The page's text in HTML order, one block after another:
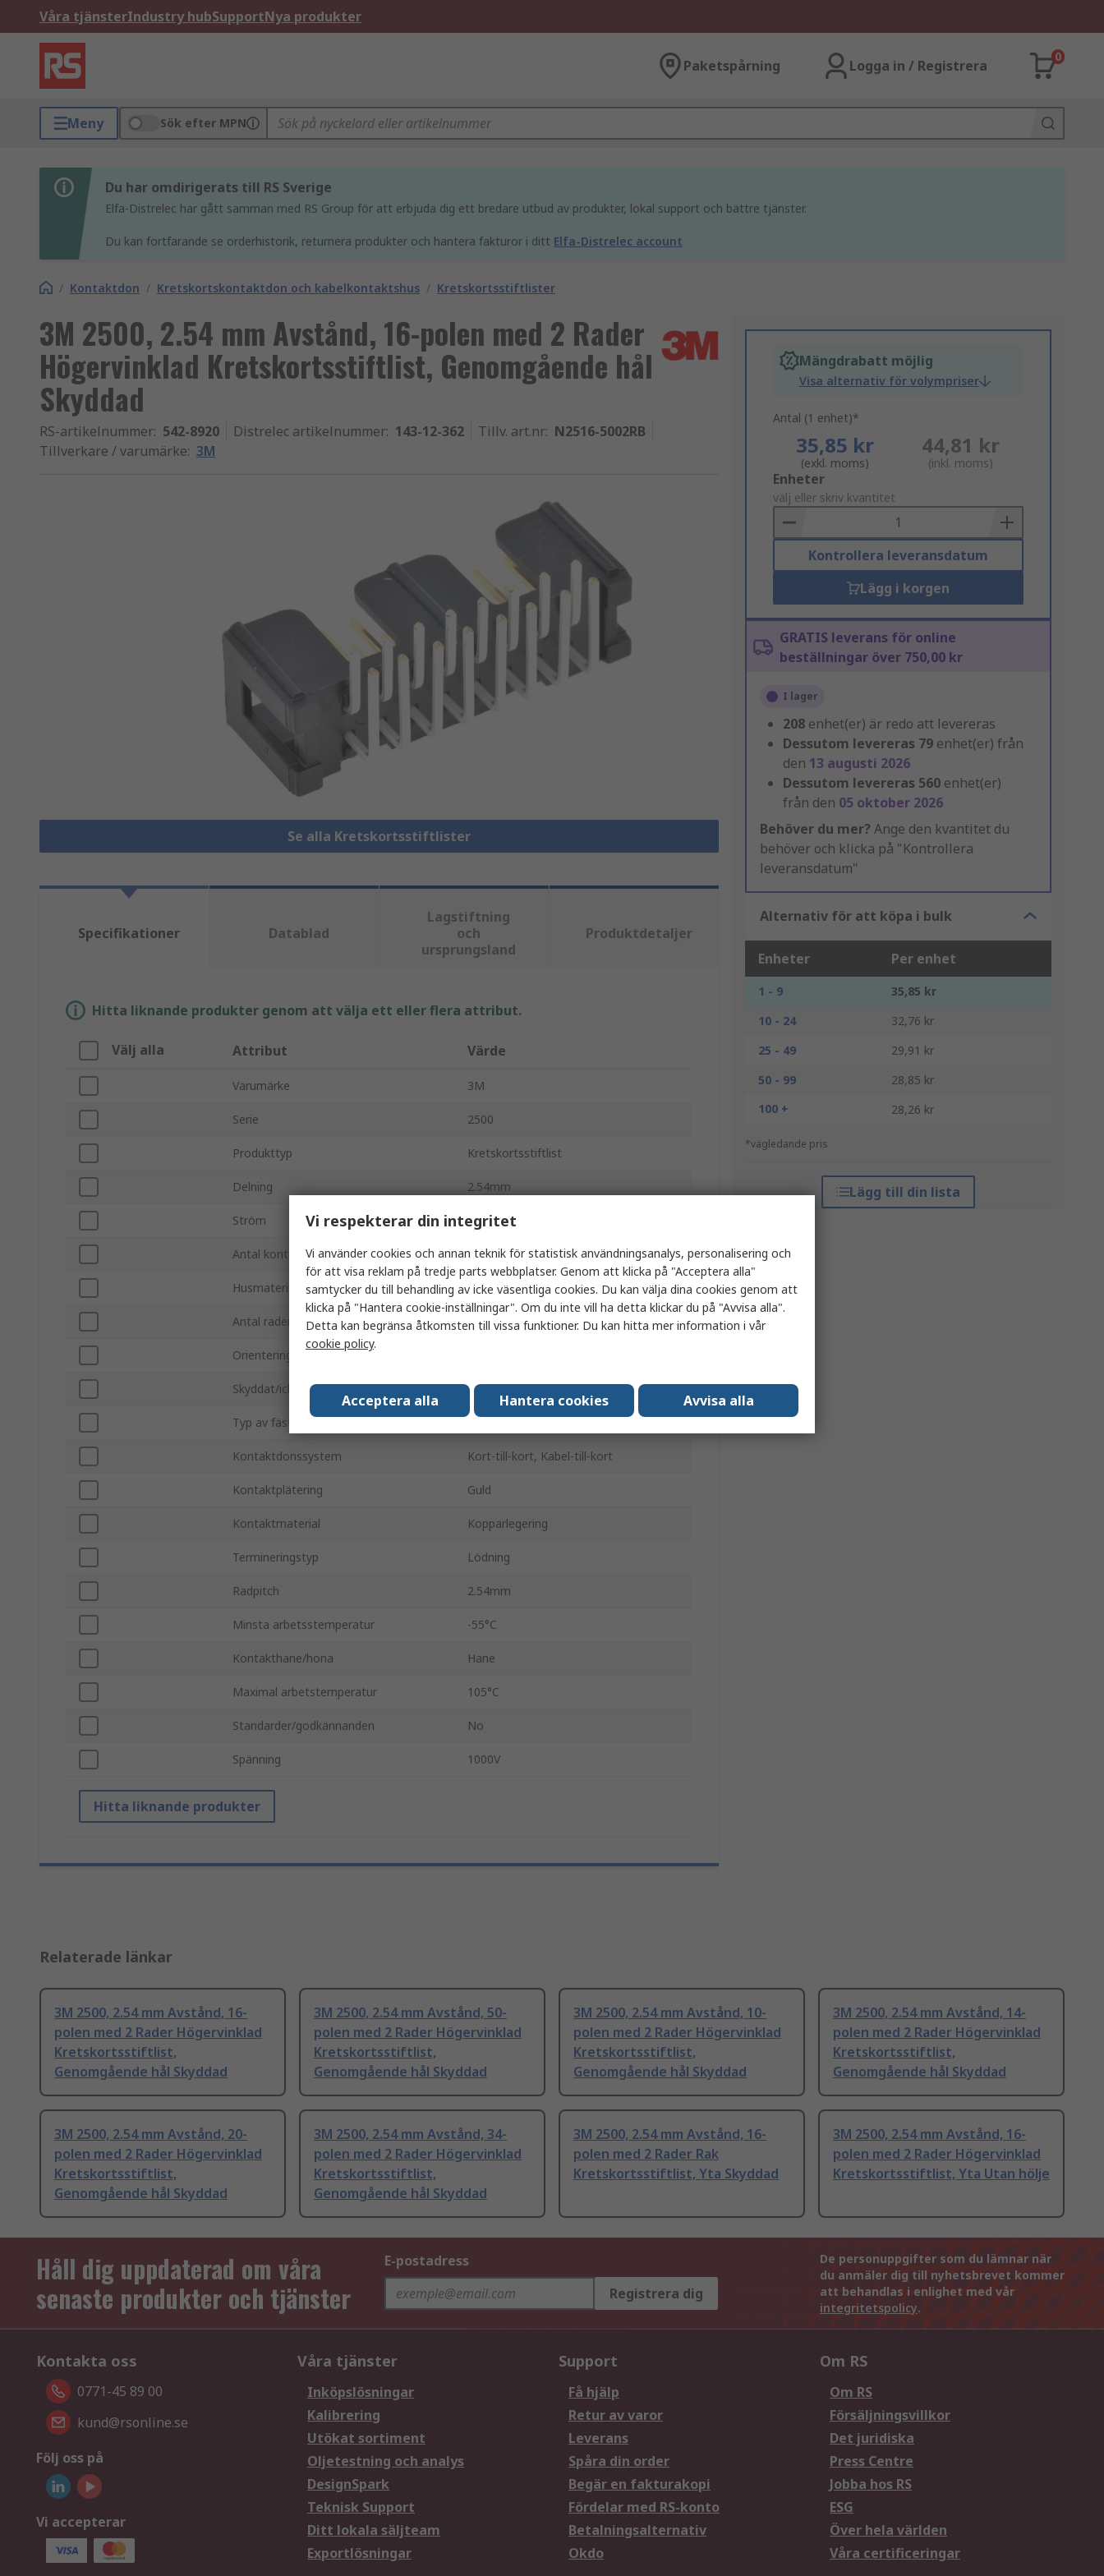
Våra tjänsterIndustry hubSupportNya produkter
Paketspårning Logga in / Registrera
0
Meny Sök efter MPN
Du har omdirigerats till RS Sverige
Elfa-Distrelec har gått samman med RS Group för att erbjuda dig ett bredare utbud av produkter, lokal support och bättre tjänster.
Du kan fortfarande se orderhistorik, returnera produkter och hantera fakturor i ditt Elfa-Distrelec account
/ Kontaktdon / Kretskortskontaktdon och kabelkontaktshus / Kretskortsstiftlister
3M 2500, 2.54 mm Avstånd, 16-polen med 2 Rader
Högervinklad Kretskortsstiftlist, Genomgående hål
Skyddad
RS-artikelnummer: 542-8920 Distrelec artikelnummer: 143-12-362 Tillv. art.nr: N2516-5002RB
Tillverkare / varumärke: 3M
Se alla Kretskortsstiftlister
Mängdrabatt möjlig
Visa alternativ för volympriser
Antal (1 enhet)*
35,85 kr
(exkl. moms)
44,81 kr
(inkl. moms)
Add
to
Basket
Enheter
välj eller skriv kvantitet
Kontrollera leveransdatum
Lägg i korgen
GRATIS leverans för online
beställningar över 750,00 kr
I lager
208 enhet(er) är redo att levereras
Dessutom levereras 79 enhet(er) från
den 13 augusti 2026
Dessutom levereras 560 enhet(er)
från den 05 oktober 2026
Behöver du mer? Ange den kvantitet du
behöver och klicka på "Kontrollera
leveransdatum"
Alternativ för att köpa i bulk
Enheter Per enhet
1 - 9
35,85 kr
10 - 24
32,76 kr
25 - 49
29,91 kr
50 - 99
28,85 kr
100 +
28,26 kr
*vägledande pris
Lägg till din lista
Specifikationer Datablad
Lagstiftning
och
ursprungsland
Produktdetaljer
Hitta liknande produkter genom att välja ett eller flera attribut.
Välj alla Attribut Värde
Varumärke 3M
Serie 2500
Produkttyp Kretskortsstiftlist
Delning 2.54mm
Ström 1.75A
Antal kontakter 16
Husmaterial Glasfylld polyester
Antal rader 2
Orientering
Skyddat/icke-skyddat Skyddad
Typ av fäste
Kontaktdonssystem Kort-till-kort, Kabel-till-kort
Kontaktplätering Guld
Kontaktmaterial Kopparlegering
Termineringstyp Lödning
Radpitch 2.54mm
Minsta arbetsstemperatur -55°C
Kontakthane/hona Hane
Maximal arbetstemperatur 105°C
Standarder/godkännanden No
Spänning 1000V
Hitta liknande produkter
Relaterade länkar
3M 2500, 2.54 mm Avstånd, 16-
polen med 2 Rader Högervinklad
Kretskortsstiftlist,
Genomgående hål Skyddad
3M 2500, 2.54 mm Avstånd, 50-
polen med 2 Rader Högervinklad
Kretskortsstiftlist,
Genomgående hål Skyddad
3M 2500, 2.54 mm Avstånd, 10-
polen med 2 Rader Högervinklad
Kretskortsstiftlist,
Genomgående hål Skyddad
3M 2500, 2.54 mm Avstånd, 14-
polen med 2 Rader Högervinklad
Kretskortsstiftlist,
Genomgående hål Skyddad
3M 2500, 2.54 mm Avstånd, 20-
polen med 2 Rader Högervinklad
Kretskortsstiftlist,
Genomgående hål Skyddad
3M 2500, 2.54 mm Avstånd, 34-
polen med 2 Rader Högervinklad
Kretskortsstiftlist,
Genomgående hål Skyddad
3M 2500, 2.54 mm Avstånd, 16-
polen med 2 Rader Rak
Kretskortsstiftlist, Yta Skyddad
3M 2500, 2.54 mm Avstånd, 16-
polen med 2 Rader Högervinklad
Kretskortsstiftlist, Yta Utan hölje
Håll dig uppdaterad om våra
senaste produkter och tjänster
E-postadress
Registrera dig
De personuppgifter som du lämnar när
du anmäler dig till nyhetsbrevet kommer
att behandlas i enlighet med vår
integritetspolicy.
Kontakta oss
0771-45 89 00
kund@rsonline.se
Följ oss på
Vi accepterar
Våra tjänster
Inköpslösningar
Kalibrering
Utökat sortiment
Oljetestning och analys
DesignSpark
Teknisk Support
Ditt lokala säljteam
Exportlösningar
Support
Få hjälp
Retur av varor
Leverans
Spåra din order
Begär en fakturakopi
Fördelar med RS-konto
Betalningsalternativ
Okdo
Om RS
Om RS
Försäljningsvillkor
Det juridiska
Press Centre
Jobba hos RS
ESG
Över hela världen
Våra certificeringar
Vi respekterar din integritet
Vi använder cookies och annan teknik för statistisk användningsanalys, personalisering och
för att visa reklam på tredje parts webbplatser. Genom att klicka på "Acceptera alla"
samtycker du till behandling av icke väsentliga cookies. Du kan välja dina cookies genom att
klicka på "Hantera cookie-inställningar". Om du inte vill ha detta klickar du på "Avvisa alla".
Detta kan begränsa åtkomsten till vissa funktioner. Du kan hitta mer information i vår
cookie policy.
Acceptera alla Hantera cookies Avvisa alla